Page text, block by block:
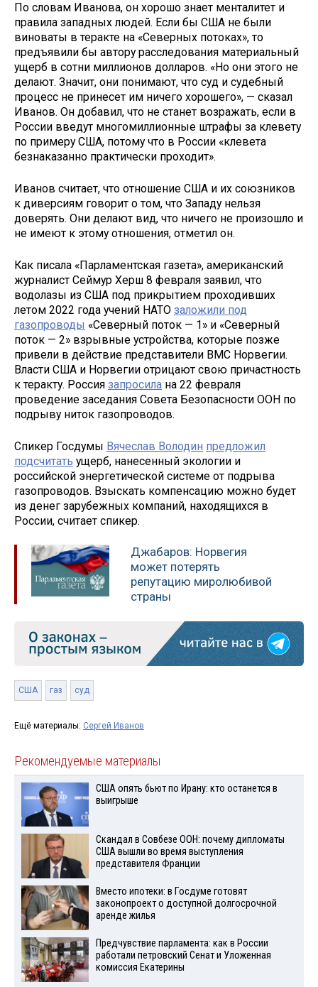
По словам Иванова, он хорошо знает менталитет и
правила западных людей. Если бы США не были
виноваты в теракте на «Северных потоках», то
предъявили бы автору расследования материальный
ущерб в сотни миллионов долларов. «Но они этого не
делают. Значит, они понимают, что суд и судебный
процесс не принесет им ничего хорошего», — сказал
Иванов. Он добавил, что не станет возражать, если в
России введут многомиллионные штрафы за клевету
по примеру США, потому что в России «клевета
безнаказанно практически проходит».
Иванов считает, что отношение США и их союзников
к диверсиям говорит о том, что Западу нельзя
доверять. Они делают вид, что ничего не произошло и
не имеют к этому отношения, отметил он.
Как писала «Парламентская газета», американский
журналист Сеймур Херш 8 февраля заявил, что
водолазы из США под прикрытием проходивших
летом 2022 года учений НАТО заложили под
газопроводы «Северный поток — 1» и «Северный
поток — 2» взрывные устройства, которые позже
привели в действие представители ВМС Норвегии.
Власти США и Норвегии отрицают свою причастность
к теракту. Россия запросила на 22 февраля
проведение заседания Совета Безопасности ООН по
подрыву ниток газопроводов.
Спикер Госдумы Вячеслав Володин предложил
подсчитать ущерб, нанесенный экологии и
российской энергетической системе от подрыва
газопроводов. Взыскать компенсацию можно будет
из денег зарубежных компаний, находящихся в
России, считает спикер.
Джабаров: Норвегия
может потерять
репутацию миролюбивой
страны
США газ суд
Ещё материалы: Сергей Иванов
Рекомендуемые материалы
США опять бьют по Ирану: кто останется в
выигрыше
Скандал в Совбезе ООН: почему дипломаты
США вышли во время выступления
представителя Франции
Вместо ипотеки: в Госдуме готовят
законопроект о доступной долгосрочной
аренде жилья
Предчувствие парламента: как в России
работали петровский Сенат и Уложенная
комиссия Екатерины